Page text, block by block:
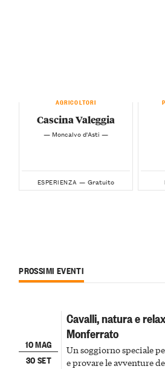
AGRICOLTORI
Cascina Valeggia
— Moncalvo d'Asti —
ESPERIENZA — Gratuito
PROSSIMI EVENTI
10 MAG
30 SET
Cavalli, natura e
Monferrato
Un soggiorno speciale
e provare le avventure